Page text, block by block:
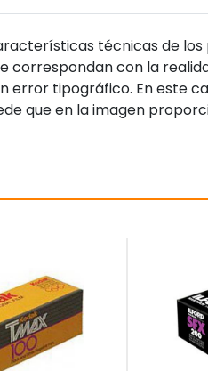
técnicas de
correspondan con la
error tipográfico. En
que en la imagen